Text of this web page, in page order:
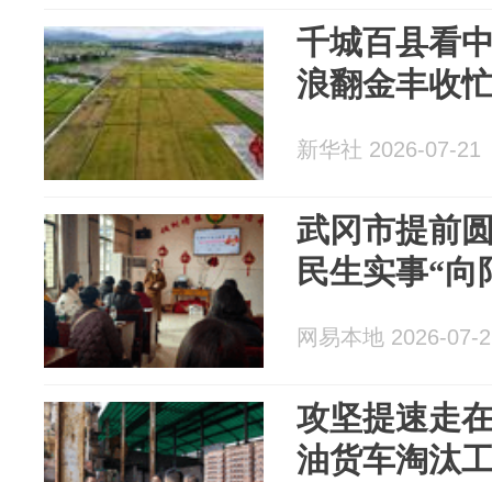
千城百县看
浪翻金丰收
新华社 2026-07-21
武冈市提前
民生实事“
网易本地 2026-07-
攻坚提速走
油货车淘汰